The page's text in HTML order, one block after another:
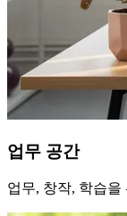
업무 공간
업무, 창작, 학습